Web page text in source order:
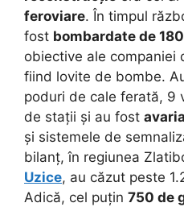
feroviare. În timpul
fost bombardate de
obiective ale companiei
fiind lovite de bombe.
poduri de cale ferată, 9
de stații și au fost
și sistemele de
bilanț, în regiunea
Uzice, au căzut peste
Adică, cel puțin 750 de